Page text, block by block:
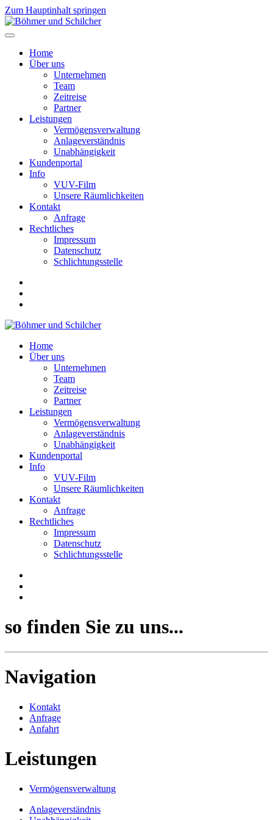
Zum Hauptinhalt springen
Home
Über uns
Unternehmen
Team
Zeitreise
Partner
Leistungen
Vermögensverwaltung
Anlageverständnis
Unabhängigkeit
Kundenportal
Info
VUV-Film
Unsere Räumlichkeiten
Kontakt
Anfrage
Rechtliches
Impressum
Datenschutz
Schlichtungsstelle
Home
Über uns
Unternehmen
Team
Zeitreise
Partner
Leistungen
Vermögensverwaltung
Anlageverständnis
Unabhängigkeit
Kundenportal
Info
VUV-Film
Unsere Räumlichkeiten
Kontakt
Anfrage
Rechtliches
Impressum
Datenschutz
Schlichtungsstelle
so finden Sie zu uns...
Navigation
Kontakt
Anfrage
Anfahrt
Leistungen
Vermögensverwaltung
Anlageverständnis